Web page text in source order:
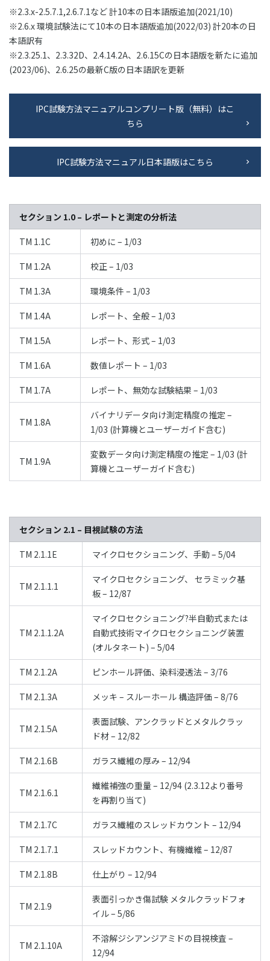
※2.3.x-2.5.7.1,2.6.7.1など 計10本の日本語版追加(2021/10)
※2.6.x 環境試験法にて10本の日本語版追加(2022/03) 計20本の日
本語訳有
※2.3.25.1、2.3.32D、2.4.14.2A、2.6.15Cの日本語版を新たに追加
(2023/06)、2.6.25の最新C版の日本語訳を更新
IPC試験方法マニュアルコンプリート版（無料）はこ
ちら
IPC試験方法マニュアル日本語版はこちら
セクション 1.0 – レポートと測定の分析法
TM 1.1C 初めに – 1/03
TM 1.2A 校正 – 1/03
TM 1.3A 環境条件 – 1/03
TM 1.4A レポート、全般 – 1/03
TM 1.5A レポート、形式 – 1/03
TM 1.6A 数値レポート – 1/03
TM 1.7A レポート、無効な試験結果 – 1/03
TM 1.8A
バイナリデータ向け測定精度の推定 –
1/03 (計算機とユーザーガイド含む)
TM 1.9A
変数データ向け測定精度の推定 – 1/03 (計
算機とユーザーガイド含む)
セクション 2.1 – 目視試験の方法
TM 2.1.1E マイクロセクショニング、手動 – 5/04
TM 2.1.1.1
マイクロセクショニング、 セラミック基
板 – 12/87
TM 2.1.1.2A
マイクロセクショニング?半自動式または
自動式技術マイクロセクショニング装置
(オルタネート) – 5/04
TM 2.1.2A ピンホール評価、染料浸透法 – 3/76
TM 2.1.3A メッキ – スルーホール 構造評価 – 8/76
TM 2.1.5A
表面試験、アンクラッドとメタルクラッ
ド材 – 12/82
TM 2.1.6B ガラス繊維の厚み – 12/94
TM 2.1.6.1
繊維補強の重量 – 12/94 (2.3.12より番号
を再割り当て)
TM 2.1.7C ガラス繊維のスレッドカウント – 12/94
TM 2.1.7.1 スレッドカウント、有機繊維 – 12/87
TM 2.1.8B 仕上がり – 12/94
TM 2.1.9
表面引っかき傷試験 メタルクラッドフォ
イル – 5/86
TM 2.1.10A
不溶解ジシアンジアミドの目視検査 –
12/94